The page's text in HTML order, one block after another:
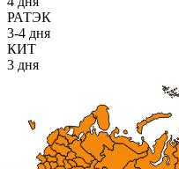
РАТЭК
3-4 дня
КИТ
3 дня